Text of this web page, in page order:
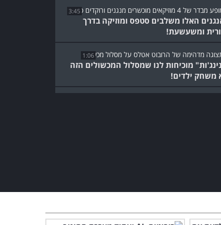
3:45
הנגנים האלו משלבים סטפס ומוזיקה בדרך
ומשעשעת!
1:06
מוכיחות לנו שמסלול המכשולים הזה
משחק ילדים!
34:48
אתם מוזמנים להתרגש יחד
סוחף במיוחד!